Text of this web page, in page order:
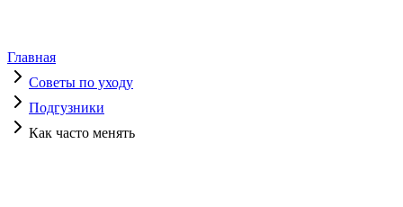
Главная
Советы по уходу
Подгузники
Как часто менять